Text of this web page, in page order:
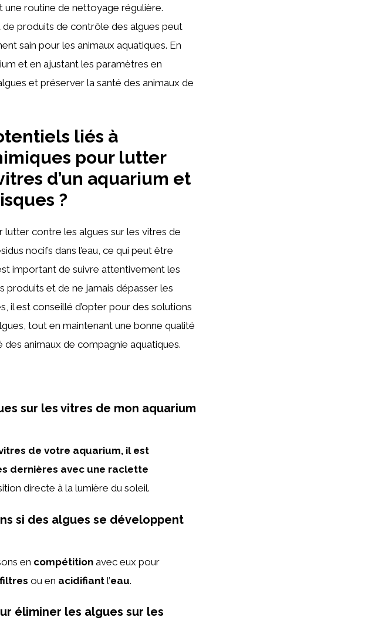
routine de nettoyage régulière.
de produits de contrôle des algues peut
sain pour les animaux aquatiques. En
et en ajustant les paramètres en
et préserver la santé des animaux de
liés à
pour lutter
d’un aquarium et
?
lutter contre les algues sur les vitres de
nocifs dans l’eau, ce qui peut être
important de suivre attentivement les
produits et de ne jamais dépasser les
il est conseillé d’opter pour des solutions
tout en maintenant une bonne qualité
des animaux de compagnie aquatiques.
sur les vitres de mon aquarium
de votre aquarium, il est
dernières avec une raclette
directe à la lumière du soleil.
si des algues se développent
en compétition avec eux pour
filtres ou en acidifiant l’eau.
éliminer les algues sur les